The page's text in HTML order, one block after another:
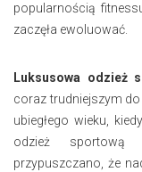
popularnością
zaczęła ewoluować.
Luksusowa odzież
coraz trudniejszym
ubiegłego wieku,
odzież sportową
przypuszczano, że